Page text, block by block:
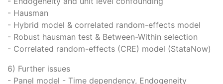
- Hausman
- Hybrid model & correlated random-effects model
- Robust hausman test & Between-Within selection
- Correlated random-effects (CRE) model (StataNow)
6) Further issues
- Panel model - Time dependency, Endogeneity